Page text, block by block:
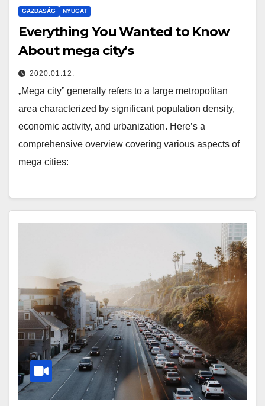
GAZDASÁG NYUGAT
Everything You Wanted to Know
About mega city’s
2020.01.12.
„Mega city” generally refers to a large metropolitan
area characterized by significant population density,
economic activity, and urbanization. Here’s a
comprehensive overview covering various aspects of
mega cities: